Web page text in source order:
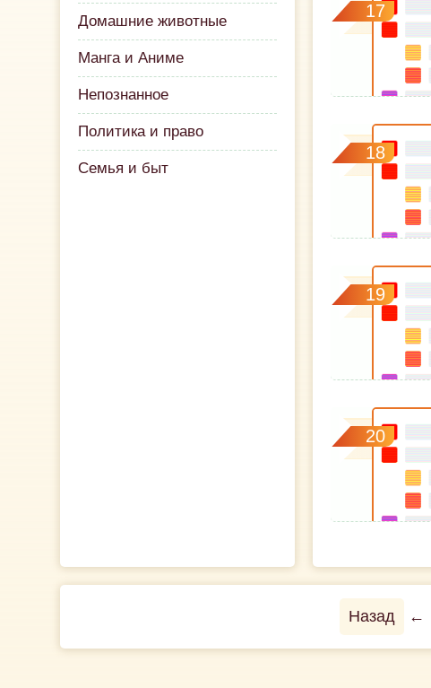
Домашние животные
Манга и Аниме
Непознанное
Политика и право
Семья и быт
17
18
19
20
Назад ←